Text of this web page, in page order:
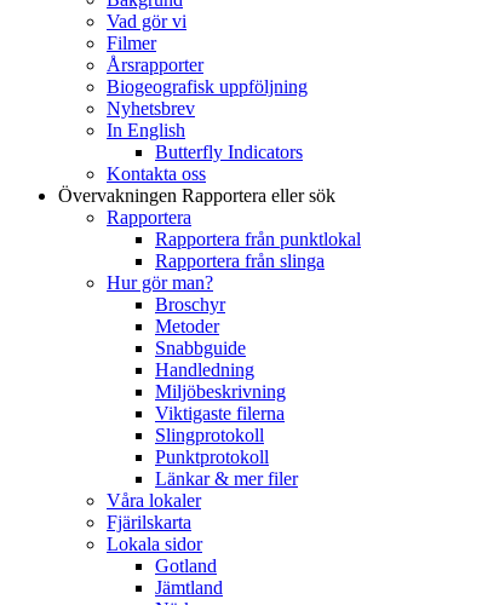
Vad gör vi
Filmer
Årsrapporter
Biogeografisk uppföljning
Nyhetsbrev
In English
Butterfly Indicators
Kontakta oss
Övervakningen Rapportera eller sök
Rapportera
Rapportera från punktlokal
Rapportera från slinga
Hur gör man?
Broschyr
Metoder
Snabbguide
Handledning
Miljöbeskrivning
Viktigaste filerna
Slingprotokoll
Punktprotokoll
Länkar & mer filer
Våra lokaler
Fjärilskarta
Lokala sidor
Gotland
Jämtland